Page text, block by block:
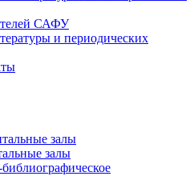
САФУ
и периодических
залы
залы